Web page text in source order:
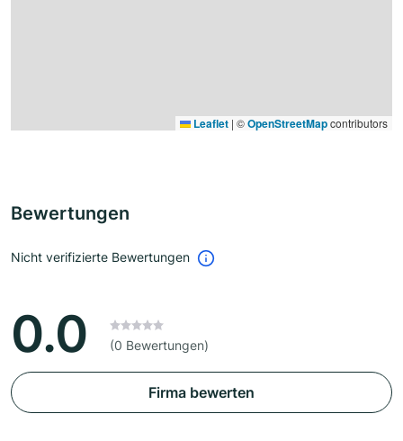
Leaflet | ©OpenStreetMapcontributors
Bewertungen
Nicht verifizierte Bewertungen
0.0 (0 Bewertungen)
Firma bewerten